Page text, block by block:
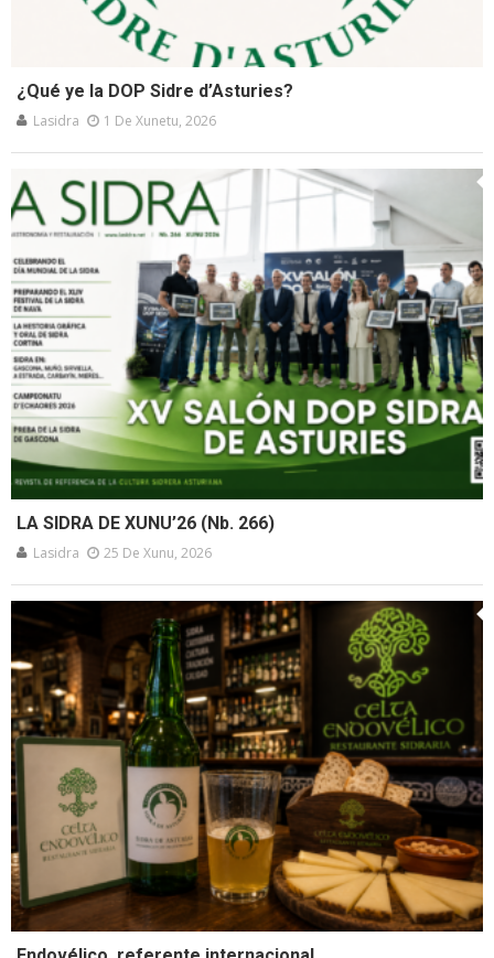
¿Qué ye la DOP Sidre d’Asturies?
Lasidra 1 De Xunetu, 2026
LA SIDRA DE XUNU’26 (Nb. 266)
Lasidra 25 De Xunu, 2026